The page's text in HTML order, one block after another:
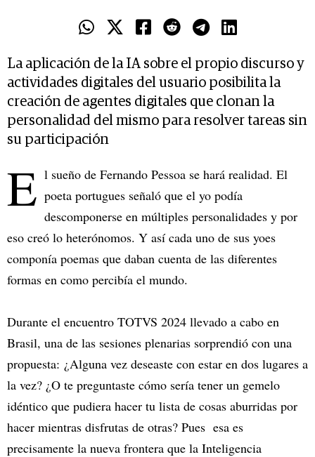
La aplicación de la IA sobre el propio discurso y
actividades digitales del usuario posibilita la
creación de agentes digitales que clonan la
personalidad del mismo para resolver tareas sin
su participación
E l sueño de Fernando Pessoa se hará realidad. El
poeta portugues señaló que el yo podía
descomponerse en múltiples personalidades y por
eso creó lo heterónomos. Y así cada uno de sus yoes
componía poemas que daban cuenta de las diferentes
formas en como percibía el mundo.
Durante el encuentro TOTVS 2024 llevado a cabo en
Brasil, una de las sesiones plenarias sorprendió con una
propuesta: ¿Alguna vez deseaste con estar en dos lugares a
la vez? ¿O te preguntaste cómo sería tener un gemelo
idéntico que pudiera hacer tu lista de cosas aburridas por
hacer mientras disfrutas de otras? Pues esa es
precisamente la nueva frontera que la Inteligencia